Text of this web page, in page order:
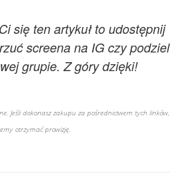
się ten artykuł to udostępnij
screena na IG czy podziel
grupie. Z góry dzięki!
Jeśli dokonasz zakupu za pośrednictwem tych linków,
otrzymać prowizję.